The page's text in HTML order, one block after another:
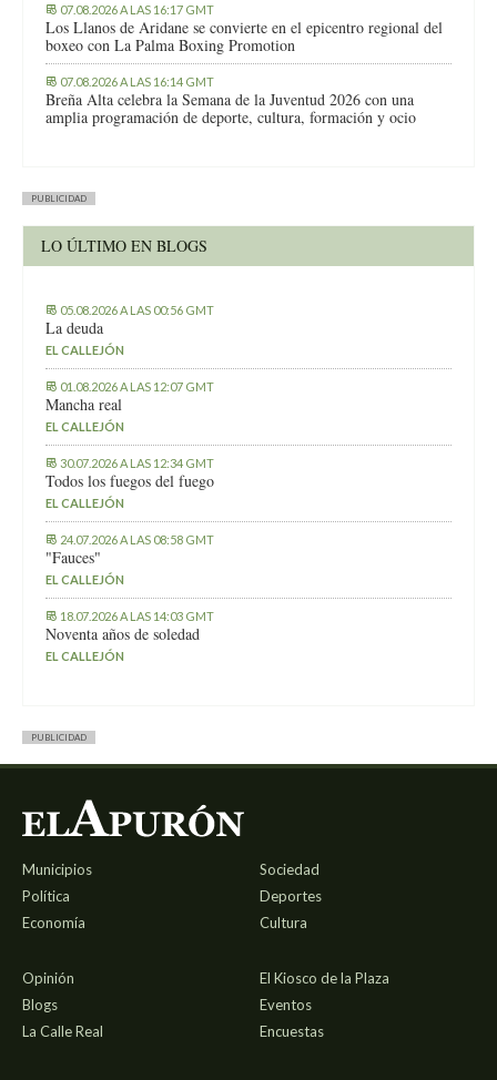
07.08.2026 A LAS 16:17 GMT
Los Llanos de Aridane se convierte en el epicentro regional del
boxeo con La Palma Boxing Promotion
07.08.2026 A LAS 16:14 GMT
Breña Alta celebra la Semana de la Juventud 2026 con una
amplia programación de deporte, cultura, formación y ocio
PUBLICIDAD
LO ÚLTIMO EN BLOGS
05.08.2026 A LAS 00:56 GMT
La deuda
EL CALLEJÓN
01.08.2026 A LAS 12:07 GMT
Mancha real
EL CALLEJÓN
30.07.2026 A LAS 12:34 GMT
Todos los fuegos del fuego
EL CALLEJÓN
24.07.2026 A LAS 08:58 GMT
"Fauces"
EL CALLEJÓN
18.07.2026 A LAS 14:03 GMT
Noventa años de soledad
EL CALLEJÓN
PUBLICIDAD
Municipios
Política
Economía
Sociedad
Deportes
Cultura
Opinión
Blogs
La Calle Real
El Kiosco de la Plaza
Eventos
Encuestas